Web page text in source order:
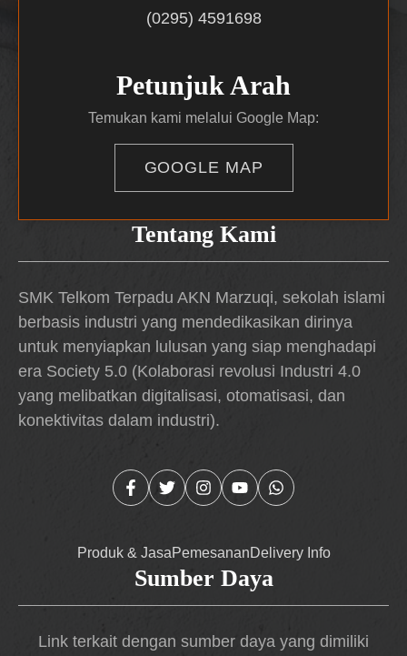
Tentang Kami
SMK Telkom Terpadu AKN Marzuqi, sekolah islami
berbasis industri yang mendedikasikan dirinya
untuk menyiapkan lulusan yang siap menghadapi
era Society 5.0 (Kolaborasi revolusi Industri 4.0
yang melibatkan digitalisasi, otomatisasi, dan
konektivitas dalam industri).
Produk & JasaPemesananDelivery Info
(0295) 4591698
Petunjuk Arah
Temukan kami melalui Google Map:
GOOGLE MAP
Sumber Daya
Link terkait dengan sumber daya yang dimiliki